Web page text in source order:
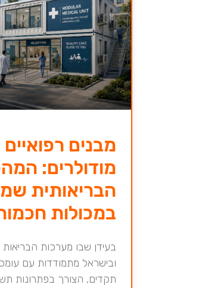
מבנים רפואיים
מודולרים:
הבריאותית
במכולות
בעידן שבו מערכות
ובישראל מתמודדות עם
תקדים, הצורך בפתרונות